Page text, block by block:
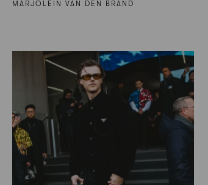
MARJOLEIN VAN DEN BRAND